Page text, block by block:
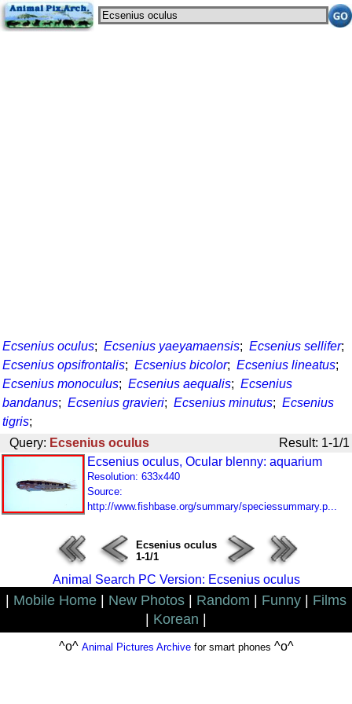
Ecsenius oculus; Ecsenius yaeyamaensis; Ecsenius sellifer;
Ecsenius opsifrontalis; Ecsenius bicolor; Ecsenius lineatus;
Ecsenius monoculus; Ecsenius aequalis; Ecsenius
bandanus; Ecsenius gravieri; Ecsenius minutus; Ecsenius
tigris;
Query: Ecsenius oculus
Result: 1-1/1
Ecsenius oculus, Ocular blenny: aquarium
Resolution: 633x440
Source:
http://www.fishbase.org/summary/speciessummary.p...
Ecsenius oculus
1-1/1
Animal Search PC Version: Ecsenius oculus
Mobile Home New Photos Random Funny
Films
Korean
^o^ Animal Pictures Archivefor smart phones ^o^